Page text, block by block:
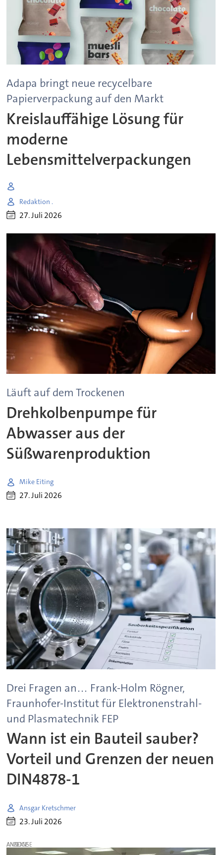
Adapa bringt neue recycelbare
Papierverpackung auf den Markt
Kreislauffähige Lösung für
moderne
Lebensmittelverpackungen
Redaktion .
27. Juli 2026
Läuft auf dem Trockenen
Drehkolbenpumpe für
Abwasser aus der
Süßwarenproduktion
Mike Eiting
27. Juli 2026
Drei Fragen an… Frank-Holm Rögner,
Fraunhofer-Institut für Elektronenstrahl-
und Plasmatechnik FEP
Wann ist ein Bauteil sauber?
Vorteil und Grenzen der neuen
DIN4878-1
Ansgar Kretschmer
23. Juli 2026
ANZEIGE